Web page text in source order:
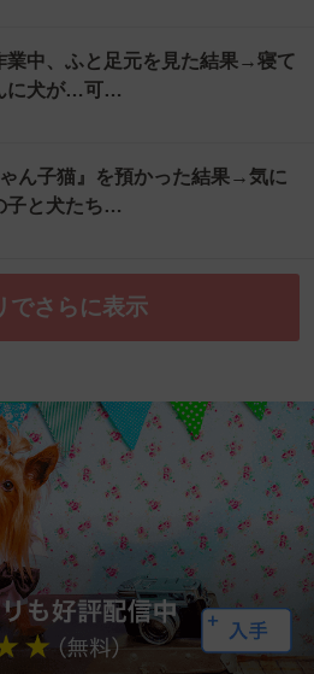
業中、ふと足元を見た結果→寝て
に犬が…可…
ゃん子猫』を預かった結果→気に
子と犬たち…
でさらに表示